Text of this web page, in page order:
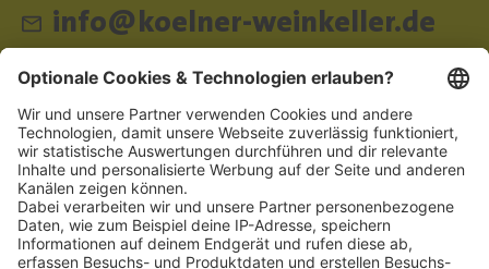
info@koelner-weinkeller.de
Schnellzugriff
ZAHLUNGSMETHODEN
SOCIAL